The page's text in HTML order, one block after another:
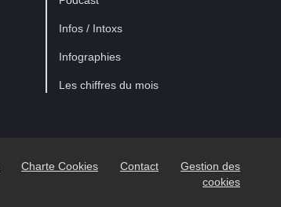
Infos / Intoxs
Infographies
Les chiffres du mois
Charte Cookies Contact
Gestion des
cookies